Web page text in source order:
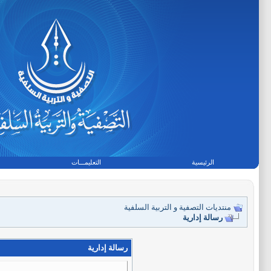
الرئيسية التعليمـــات
منتديات التصفية و التربية السلفية
رسالة إدارية
رسالة إدارية